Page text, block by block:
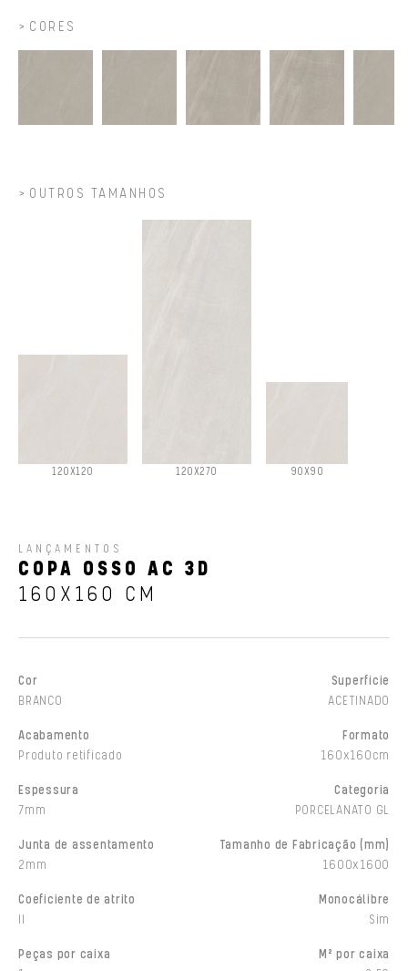
CORES
OUTROS TAMANHOS
120X120 120X270 90X90
LANÇAMENTOS
COPA OSSO AC 3D
160X160 CM
Cor
BRANCO
Superfície
ACETINADO
Acabamento
Produto retificado
Formato
160x160cm
Espessura
7mm
Categoria
PORCELANATO GL
Junta de assentamento
2mm
Tamanho de Fabricação (mm)
1600x1600
Coeficiente de atrito
Monocálibre
Sim
Peças por caixa
M² por caixa